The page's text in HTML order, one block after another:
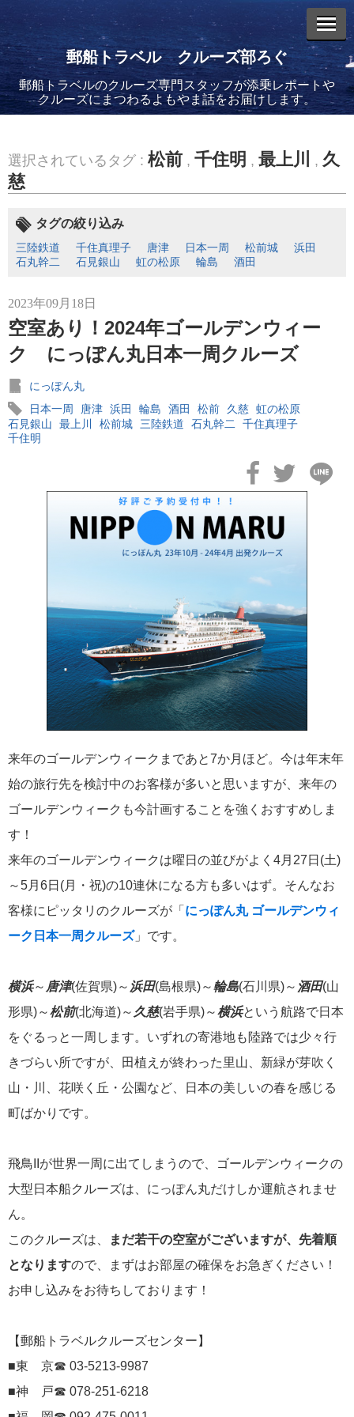
郵船トラベル クルーズ部ろぐ
郵船トラベルのクルーズ専門スタッフが添乗レポートや
クルーズにまつわるよもやま話をお届けします。
選択されているタグ : 松前 , 千住明 , 最上川 , 久
慈
タグの絞り込み
三陸鉄道 千住真理子 唐津 日本一周 松前城
浜田
石丸幹二
石見銀山 虹の松原 輪島 酒田
2023年09月18日
空室あり！2024年ゴールデンウィー
ク にっぽん丸日本一周クルーズ
にっぽん丸
日本一周
唐津 浜田 輪島 酒田 松前 久慈 虹の松原
石見銀山
最上川 松前城 三陸鉄道 石丸幹二
千住真理子
千住明
来年のゴールデンウィークまであと7か月ほど。今は年末年
始の旅行先を検討中のお客様が多いと思いますが、来年の
ゴールデンウィークも今計画することを強くおすすめしま
す！
来年のゴールデンウィークは曜日の並びがよく4月27日(土)
～5月6日(月・祝)の10連休になる方も多いはず。そんなお
客様にピッタリのクルーズが「 にっぽん丸 ゴールデンウィ
ーク日本一周クルーズ」です。
横浜～ 唐津(佐賀県)～ 浜田(島根県)～輪島(石川県)～ 酒田(山
形県)～松前(北海道)～ 久慈(岩手県)～横浜という航路で日本
をぐるっと一周します。いずれの寄港地も陸路では少々行
きづらい所ですが、田植えが終わった里山、新緑が芽吹く
山・川、花咲く丘・公園など、日本の美しいの春を感じる
町ばかりです。
飛鳥IIが世界一周に出てしまうので、ゴールデンウィークの
大型日本船クルーズは、にっぽん丸だけしか運航されませ
ん。
このクルーズは、
まだ若干の空室がございますが、先着順
となりますので、まずはお部屋の確保をお急ぎください！
お申し込みをお待ちしております！
【郵船トラベルクルーズセンター】
■東 京☎ 03-5213-9987
■神 戸☎ 078-251-6218
エントリーリスト
バイキング・エデンに乗船してきました！(2)
2026年08月05日
バイキング・エデンに乗船してきました！(1)
飛鳥II アジアグランドクルーズおかえりなさい！
飛鳥II 2027年オセアニアグランドクルーズ発表！
2026年02月04日
飛鳥II 小山薫堂×飛鳥II～洋上の大人の文化祭～本日発売です
2026年01月30日
カテゴリーリスト
飛鳥II 385
にっぽん丸
初夏の日本一周
ぱしふぃっく びいなす
ぱしふぃっくびいなすチャーター
現地情報
クリスタル・クルーズ
お知らせ